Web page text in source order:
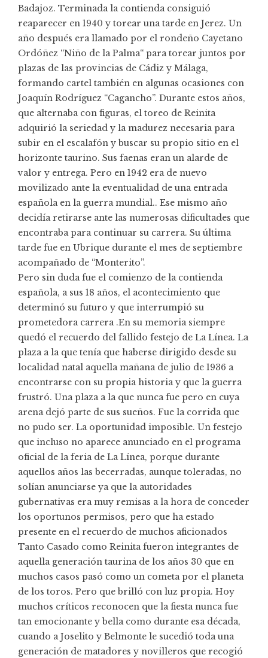
Badajoz. Terminada la contienda consiguió
reaparecer en 1940 y torear una tarde en Jerez. Un
año después era llamado por el rondeño Cayetano
Ordóñez “Niño de la Palma“ para torear juntos por
plazas de las provincias de Cádiz y Málaga,
formando cartel también en algunas ocasiones con
Joaquín Rodríguez “Cagancho”. Durante estos años,
que alternaba con figuras, el toreo de Reinita
adquirió la seriedad y la madurez necesaria para
subir en el escalafón y buscar su propio sitio en el
horizonte taurino. Sus faenas eran un alarde de
valor y entrega. Pero en 1942 era de nuevo
movilizado ante la eventualidad de una entrada
española en la guerra mundial.. Ese mismo año
decidía retirarse ante las numerosas dificultades que
encontraba para continuar su carrera. Su última
tarde fue en Ubrique durante el mes de septiembre
acompañado de “Monterito”.
Pero sin duda fue el comienzo de la contienda
española, a sus 18 años, el acontecimiento que
determinó su futuro y que interrumpió su
prometedora carrera .En su memoria siempre
quedó el recuerdo del fallido festejo de La Línea. La
plaza a la que tenía que haberse dirigido desde su
localidad natal aquella mañana de julio de 1936 a
encontrarse con su propia historia y que la guerra
frustró. Una plaza a la que nunca fue pero en cuya
arena dejó parte de sus sueños. Fue la corrida que
no pudo ser. La oportunidad imposible. Un festejo
que incluso no aparece anunciado en el programa
oficial de la feria de La Línea, porque durante
aquellos años las becerradas, aunque toleradas, no
solían anunciarse ya que la autoridades
gubernativas era muy remisas a la hora de conceder
los oportunos permisos, pero que ha estado
presente en el recuerdo de muchos aficionados
Tanto Casado como Reinita fueron integrantes de
aquella generación taurina de los años 30 que en
muchos casos pasó como un cometa por el planeta
de los toros. Pero que brilló con luz propia. Hoy
muchos críticos reconocen que la fiesta nunca fue
tan emocionante y bella como durante esa década,
cuando a Joselito y Belmonte le sucedió toda una
generación de matadores y novilleros que recogió